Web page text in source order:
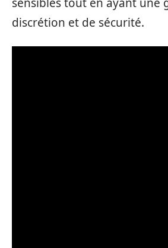
sensibles tout en ayant une
discrétion et de sécurité.